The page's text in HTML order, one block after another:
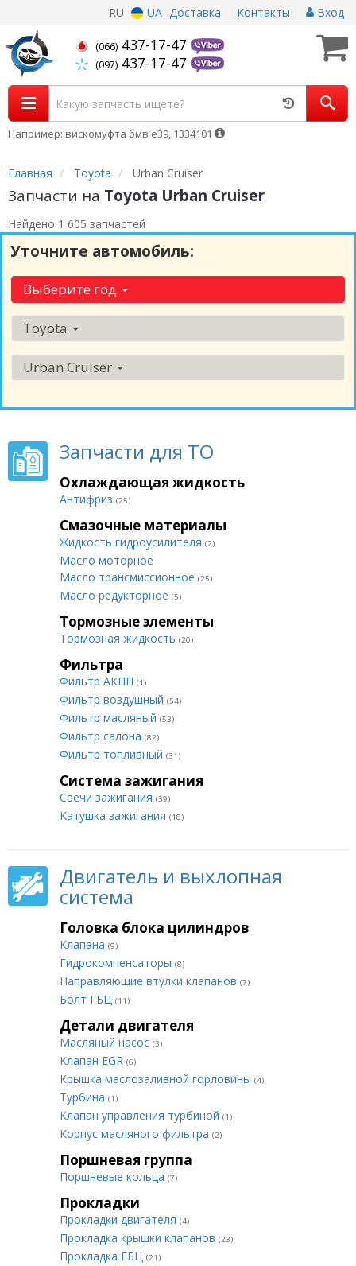
RU UA Доставка Контакты Вход
(066) 437-17-47
(097) 437-17-47
Например: вискомуфта бмв е39, 1334101
Главная Toyota Urban Cruiser
Запчасти на Toyota Urban Cruiser
Найдено 1 605 запчастей
Уточните автомобиль:
Выберите год
Toyota
Urban Cruiser
Запчасти для ТО
Охлаждающая жидкость
Антифриз (25)
Смазочные материалы
Жидкость гидроусилителя (2)
Масло моторное
Масло трансмиссионное (25)
Масло редукторное (5)
Тормозные элементы
Тормозная жидкость (20)
Фильтра
Фильтр АКПП (1)
Фильтр воздушный (54)
Фильтр масляный (53)
Фильтр салона (82)
Фильтр топливный (31)
Система зажигания
Свечи зажигания (39)
Катушка зажигания (18)
Двигатель и выхлопная
система
Головка блока цилиндров
Клапана (9)
Гидрокомпенсаторы (8)
Направляющие втулки клапанов (7)
Болт ГБЦ (11)
Детали двигателя
Масляный насос (3)
Клапан EGR (6)
Крышка маслозаливной горловины (4)
Турбина (1)
Клапан управления турбиной (1)
Корпус масляного фильтра (2)
Поршневая группа
Поршневые кольца (7)
Прокладки
Прокладки двигателя (4)
Прокладка крышки клапанов (23)
Прокладка ГБЦ (21)